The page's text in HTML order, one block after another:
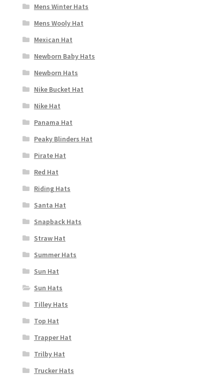
Mens Winter Hats
Mens Wooly Hat
Mexican Hat
Newborn Baby Hats
Newborn Hats
Nike Bucket Hat
Nike Hat
Panama Hat
Peaky Blinders Hat
Pirate Hat
Red Hat
Riding Hats
Santa Hat
Snapback Hats
Straw Hat
Summer Hats
Sun Hat
Sun Hats
Tilley Hats
Top Hat
Trapper Hat
Trilby Hat
Trucker Hats